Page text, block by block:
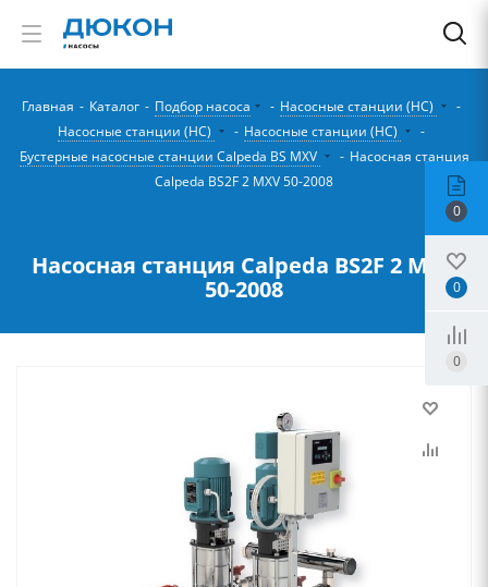
Главная - Каталог - Подбор насоса - Насосные станции (НС)
-
Насосные станции (НС)
- Насосные станции (НС)
-
Бустерные насосные станции Calpeda BS MXV
- Насосная станция
Calpeda BS2F 2 MXV 50-2008
Насосная станция Calpeda BS2F 2 MXV
50-2008
0
0
0